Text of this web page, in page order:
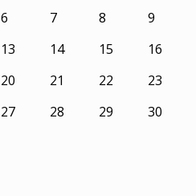
6 7 8
9
13 14 15
16
20 21 22
23
27 28 29
30